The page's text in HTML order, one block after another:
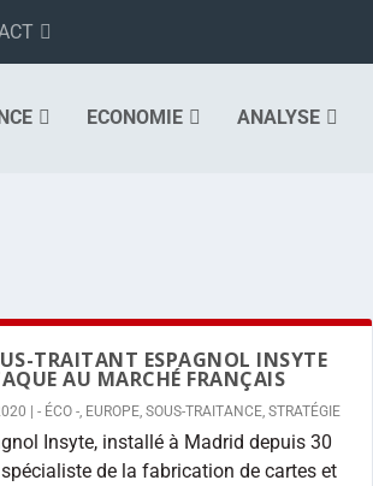
ECONOMIE ANALYSE
TRAITANT ESPAGNOL INSYTE
AU MARCHÉ FRANÇAIS
|- ÉCO -, EUROPE,SOUS-TRAITANCE,STRATÉGIE
Insyte, installé à Madrid depuis 30
de la fabrication de cartes et